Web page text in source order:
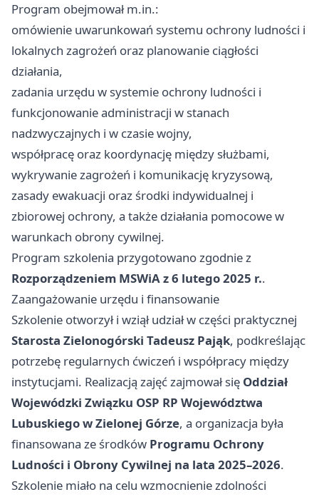
Program obejmował m.in.:
omówienie uwarunkowań systemu ochrony ludności i
lokalnych zagrożeń oraz planowanie ciągłości
działania,
zadania urzędu w systemie ochrony ludności i
funkcjonowanie administracji w stanach
nadzwyczajnych i w czasie wojny,
współpracę oraz koordynację między służbami,
wykrywanie zagrożeń i komunikację kryzysową,
zasady ewakuacji oraz środki indywidualnej i
zbiorowej ochrony, a także działania pomocowe w
warunkach obrony cywilnej.
Program szkolenia przygotowano zgodnie z
Rozporządzeniem MSWiA z 6 lutego 2025 r..
Zaangażowanie urzędu i finansowanie
Szkolenie otworzył i wziął udział w części praktycznej
Starosta Zielonogórski Tadeusz Pająk, podkreślając
potrzebę regularnych ćwiczeń i współpracy między
instytucjami. Realizacją zajęć zajmował się Oddział
Wojewódzki Związku OSP RP Województwa
Lubuskiego w Zielonej Górze, a organizacja była
finansowana ze środków Programu Ochrony
Ludności i Obrony Cywilnej na lata 2025–2026.
Szkolenie miało na celu wzmocnienie zdolności